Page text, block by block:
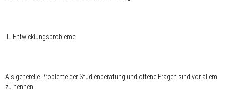
III. Entwicklungsprobleme
Als generelle Probleme der Studienberatung und offene Fragen sind vor allem
zu nennen: